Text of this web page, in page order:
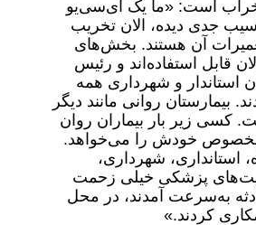
خراب است: «ما یک آی‌سی‌یو
جدی دیده، الان تخریب
آن هستند. بخش‌های
قابل استفاده‌اند و رئیس
استاندار و شهرداری همه
بیمارستان روانی مانند دیگر
کسی زیر بار بیماران روان
مخصوص خودش را می‌خواهد.
استانداری، شهرداری،
پزشکی خیلی زحمت
به‌سرعت آمدند، در محل
کردند.»